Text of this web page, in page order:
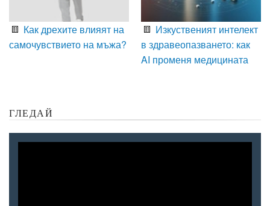
Как дрехите влияят на
самочувствието на мъжа?
Изкуственият интелект
в здравеопазването: как
AI променя медицината
ГЛЕДАЙ